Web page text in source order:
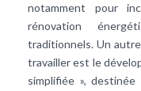
notamment pour
rénovation
traditionnels. Un
travailler est le
simplifiée »,